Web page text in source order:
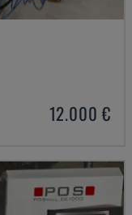
12.000 €